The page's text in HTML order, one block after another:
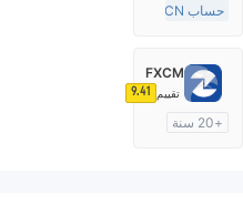
حساب ECN
صناعة السوق (MM)
FXCM
تقييم 9.41
+20 سنة